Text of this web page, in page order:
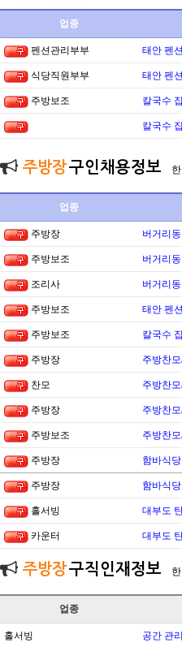
업종
펜션관리부부 태안 펜
식당직원부부 태안 펜
주방보조 칼국수
칼국수
주방장구인채용정보
업종
주방장 버거리
주방보조 버거리
조리사 버거리
주방보조 태안 펜
주방보조 칼국수
주방장 주방찬
찬모 주방찬
주방장 주방찬
주방보조 주방찬
주방장 함바식
주방장 함바식
홀서빙 대부도
카운터 대부도
주방장구직인재정보
업종
홀서빙 공간 관